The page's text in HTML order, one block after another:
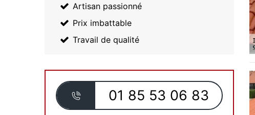
Artisan passionné
Prix imbattable
Travail de qualité
01 85 53 06 83